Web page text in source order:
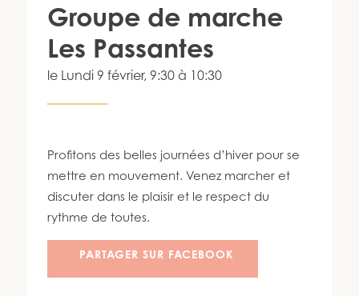
ÊTRE MEMBRE
S’IMPLIQUER
INFO-LETTRE
450 447-3576
Groupe de marche
Les Passantes
le Lundi 9 février, 9:30 à 10:30
Profitons des belles journées d’hiver pour se
mettre en mouvement. Venez marcher et
discuter dans le plaisir et le respect du
rythme de toutes.
PARTAGER SUR FACEBOOK